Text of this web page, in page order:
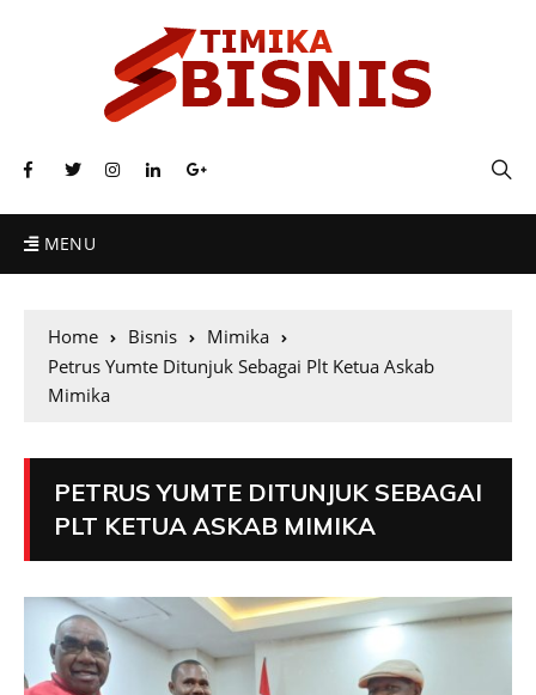
MENU
Home Bisnis
Mimika
Petrus Yumte Ditunjuk Sebagai Plt Ketua Askab
Mimika
PETRUS YUMTE DITUNJUK SEBAGAI
PLT KETUA ASKAB MIMIKA